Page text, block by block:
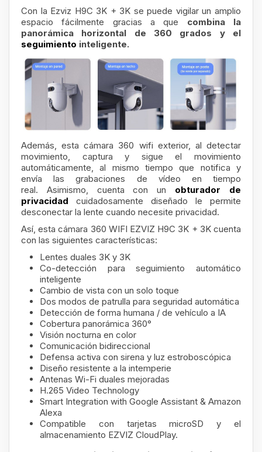
Con la Ezviz H9C 3K + 3K se puede vigilar un amplio
espacio fácilmente gracias a que combina la
panorámica horizontal de 360 grados y el
seguimiento inteligente.
Además, esta cámara 360 wifi exterior, al detectar
movimiento, captura y sigue el movimiento
automáticamente, al mismo tiempo que notifica y
envía las grabaciones de vídeo en tiempo
real. Asimismo, cuenta con un obturador de
privacidad cuidadosamente
diseñado le permite
desconectar la lente cuando necesite privacidad.
Así, esta cámara 360 WIFI EZVIZ H9C 3K + 3K cuenta
con las siguientes características:
Lentes duales 3K y 3K
Co-detección para seguimiento automático
inteligente
Cambio de vista con un solo toque
Dos modos de patrulla para seguridad automática
Detección de forma humana / de vehículo a IA
Cobertura panorámica 360°
Visión nocturna en color
Comunicación bidireccional
Defensa activa con sirena y luz estroboscópica
Diseño resistente a la intemperie
Antenas Wi-Fi duales mejoradas
H.265 Video Technology
Smart Integration with Google Assistant & Amazon
Alexa
Compatible con tarjetas microSD y el
almacenamiento EZVIZ CloudPlay.